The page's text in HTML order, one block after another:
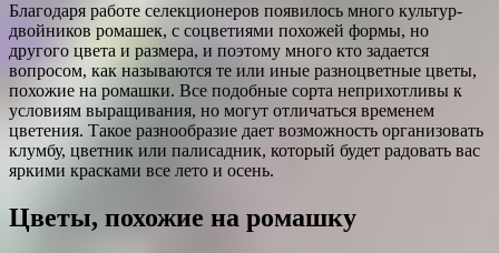
Благодаря работе селекционеров появилось много культур-
двойников ромашек, с соцветиями похожей формы, но
другого цвета и размера, и поэтому много кто задается
вопросом, как называются те или иные разноцветные цветы,
похожие на ромашки. Все подобные сорта неприхотливы к
условиям выращивания, но могут отличаться временем
цветения. Такое разнообразие дает возможность организовать
клумбу, цветник или палисадник, который будет радовать вас
яркими красками все лето и осень.
Цветы, похожие на ромашку